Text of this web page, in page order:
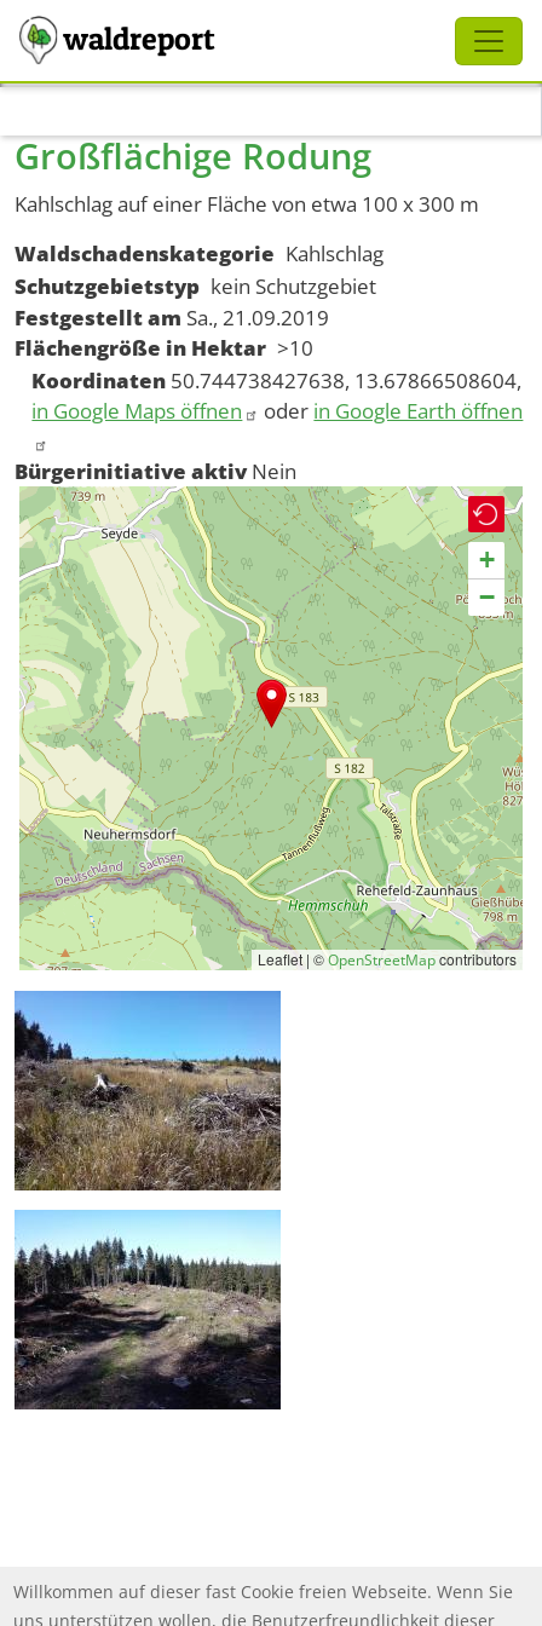
waldreport
Großflächige Rodung
Kahlschlag auf einer Fläche von etwa 100 x 300 m
Waldschadenskategorie Kahlschlag
Schutzgebietstyp kein Schutzgebiet
Festgestellt am Sa., 21.09.2019
Flächengröße in Hektar >10
Koordinaten 50.744738427638, 13.67866508604,
in Google Maps öffnen
oder in Google Earth öffnen
Bürgerinitiative aktiv Nein
+
−
Leaflet | ©OpenStreetMapcontributors
Schliessen
Willkommen auf dieser fast Cookie freien Webseite. Wenn Sie
uns unterstützen wollen, die Benutzerfreundlichkeit dieser